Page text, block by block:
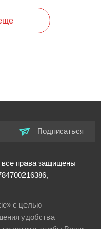
Подписаться
все права защищены
с целью
удобства